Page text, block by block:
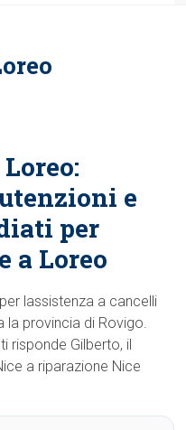
e
per
a Loreo
lassistenza a cancelli
la provincia di Rovigo.
risponde Gilberto, il
a riparazione Nice